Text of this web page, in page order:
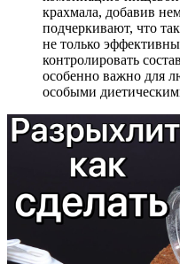
крахмала, добавив
подчеркивают, что
не только
контролировать
особенно важно для
особыми